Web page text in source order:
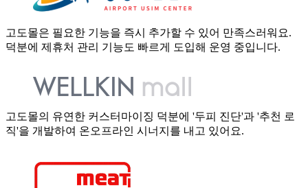
고도몰은 필요한 기능을 즉시 추가할 수 있어 만족스러워요.
덕분에 제휴처 관리 기능도 빠르게 도입해 운영 중입니다.
고도몰의 유연한 커스터마이징 덕분에 '두피 진단'과 '추천 로
직'을 개발하여 온오프라인 시너지를 내고 있어요.